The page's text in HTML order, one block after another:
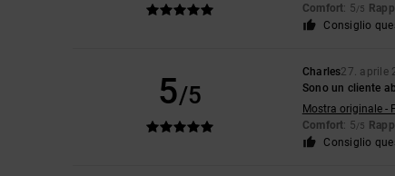
Comfort: 5/5
Consiglio
5/5
Charles27. aprile
Sono un cliente
Mostra originale -
Comfort: 5/5
Consiglio